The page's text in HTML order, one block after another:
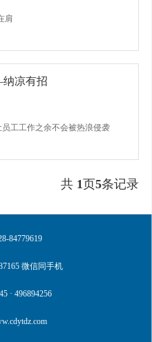
肩
凉有招
工工作之余不会被热浪侵袭
共 1页5条记录
84779619
微信同手机
· 496894256